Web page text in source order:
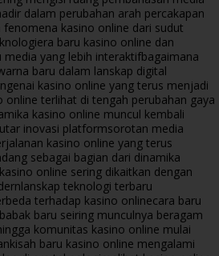
dalam perubahan arah percakapan
fenomena kasino online dari sudut
era baru kasino online dan
yang lebih interaktifbagaimana
baru dalam lanskap digital
kasino online yang terus menjadi
online terlihat di tengah perubahan gaya
kasino online muncul kembali
inovasi platformsorotan media
kasino online yang terus
sebagai bagian dari dinamika
online sering dikaitkan dengan
lanskap teknologi terbaru
terhadap kasino onlinecara baru
baru seiring munculnya beragam
komunitas kasino online mulai
kisah baru kasino online mengalami